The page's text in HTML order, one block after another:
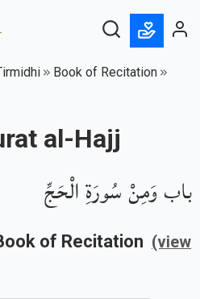
Book of Recitation
al-Hajj
باب وَمِنْ سُورَةِ الْحَجِّ
of Recitation (view